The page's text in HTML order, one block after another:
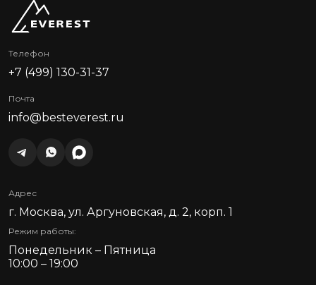
Телефон
+7 (499) 130-31-37
Почта
info@besteverest.ru
Адрес
г. Москва, ул. Аргуновская, д. 2, корп. 1
Режим работы:
Понедельник – Пятница
10:00 – 19:00